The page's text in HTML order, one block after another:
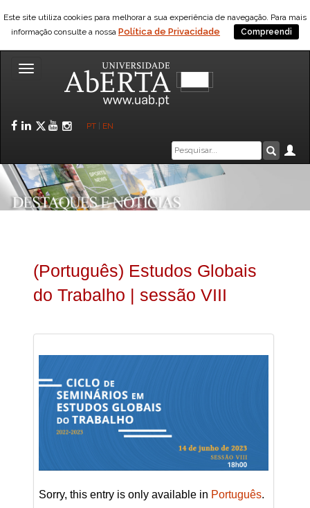
Este site utiliza cookies para melhorar a sua experiência de navegação. Para mais
informação consulte a nossa Política de Privacidade Compreendi
Toggle
Facebook
LinkedIn
Twitter
YouTube
Instagram
PT EN
Caixa
de
pesquisa
(Português) Estudos Globais
do Trabalho | sessão VIII
Sorry, this entry is only available in Português.